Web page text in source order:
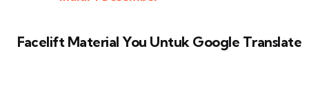
Facelift Material You Untuk Google Translate